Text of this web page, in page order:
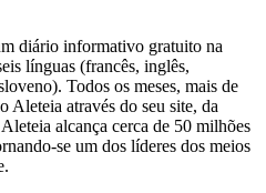
diário informativo gratuito na
línguas (francês, inglês,
Todos os meses, mais de
Aleteia através do seu site, da
alcança cerca de 50 milhões
se um dos líderes dos meios